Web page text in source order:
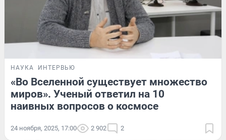
НАУКА ИНТЕРВЬЮ
«Во Вселенной существует множество
миров». Ученый ответил на 10
наивных вопросов о космосе
24 ноября, 2025, 17:00 2 902 2